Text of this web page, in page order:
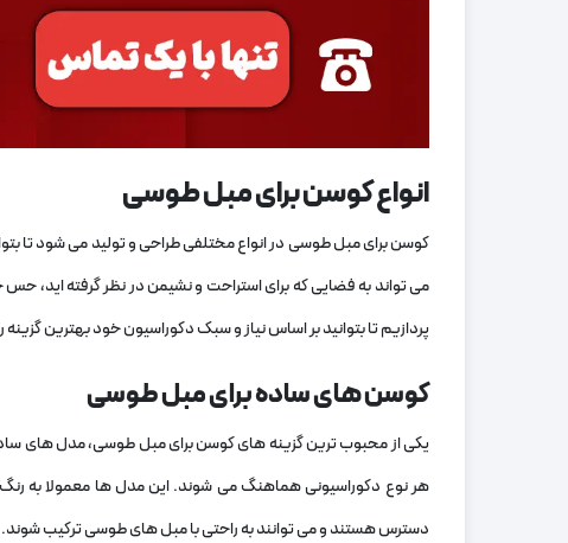
انواع کوسن برای مبل طوسی
کوسن برای مبل طوسی در انواع مختلفی طراحی و تولید می ‌شود تا
می ‌تواند به فضایی که برای استراحت و نشیمن در نظر گرفته ‌اید،
‌پردازیم تا بتوانید بر اساس نیاز و سبک دکوراسیون خود بهترین گزینه
کوسن ‌های ساده برای مبل طوسی
یکی از محبوب‌ ترین گزینه‌ های کوسن برای مبل طوسی، مدل‌ های
هر نوع دکوراسیونی هماهنگ می‌ شوند. این مدل ‌ها معمولا به
دسترس هستند و می‌ توانند به راحتی با مبل‌ های طوسی ترکیب شوند.